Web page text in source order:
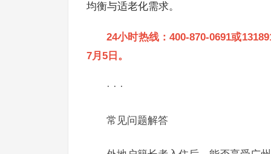
均衡与适老化需求。
24小时热线：400-870-0691或
7月5日。
· · ·
常见问题解答